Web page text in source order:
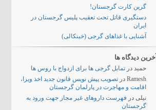
گرین کارت گرجستان!
دستگیری قاتل تحت تعقیب پلیس گرجستان در
ایران
آشنایی با غذاهای گرجی (خینکالی)
آخرین دیدگاه ها
حمید در تمایل گرجی ها برای ازدواج با روس ها
Ramesh در تصویب پیش نویس قانون جدید اخذ ویزا،
اقامت و مهاجرت در پارلمان گرجستان
نیلی در فهرست داروهای غیر مجاز جهت ورود به
گرجستان